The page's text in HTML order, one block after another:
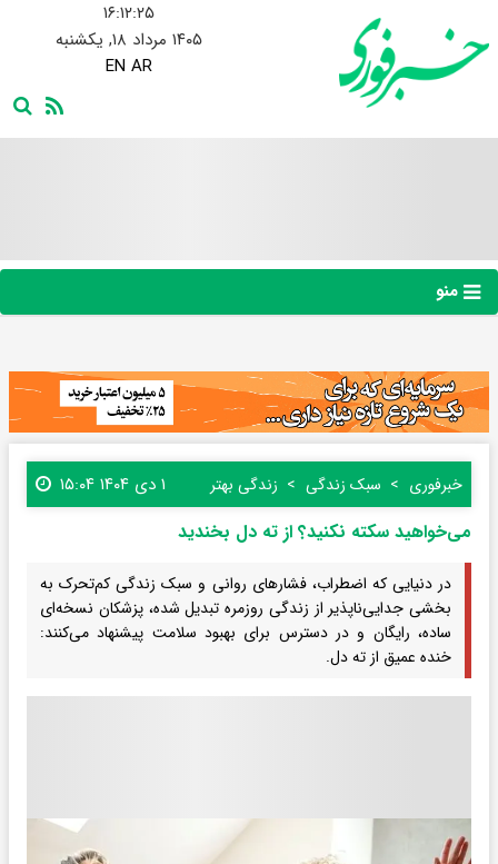
۱۶:۱۲:۲۵
۱۴۰۵ مرداد ۱۸, یکشنبه
EN AR
منو
خبرفوری سبک زندگی زندگی بهتر ۱ دی ۱۴۰۴ ۱۵:۰۴
می‌خواهید سکته نکنید؟ از ته دل بخندید
در دنیایی که اضطراب، فشارهای روانی و سبک زندگی کم‌تحرک به
بخشی جدایی‌ناپذیر از زندگی روزمره تبدیل شده، پزشکان نسخه‌ای
ساده، رایگان و در دسترس برای بهبود سلامت پیشنهاد می‌کنند:
خنده عمیق از ته دل.